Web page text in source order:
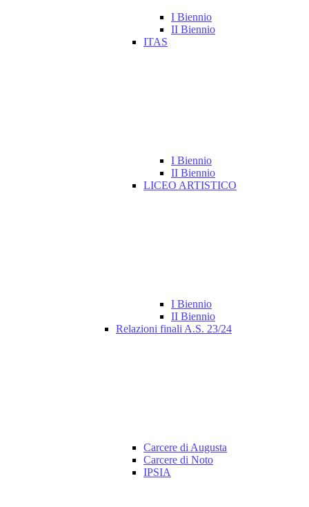
I Biennio
II Biennio
ITAS
I Biennio
II Biennio
LICEO ARTISTICO
I Biennio
II Biennio
Relazioni finali A.S. 23/24
Carcere di Augusta
Carcere di Noto
IPSIA